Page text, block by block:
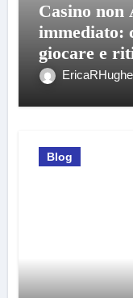
Casino non
immediato:
giocare e
Blog